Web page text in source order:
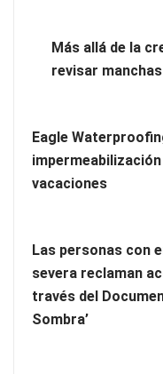
Más allá de la crema
y lunares
Más allá de la
revisar
Eagle
vacaciones
Las personas con
severa reclaman
través del
Sombra’